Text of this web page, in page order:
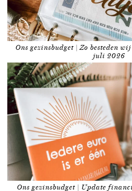
Ons gezinsbudget | Zo besteden
juli 2026
Ons gezinsbudget | Update